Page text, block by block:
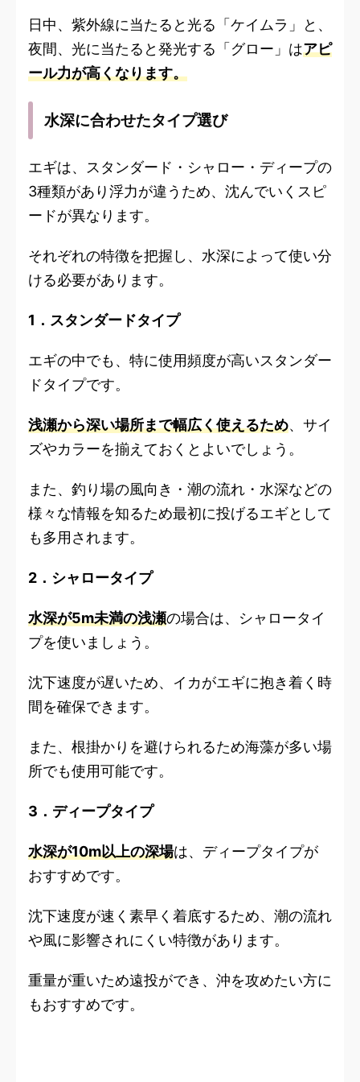
日中、紫外線に当たると光る「ケイムラ」と、
夜間、光に当たると発光する「グロー」はアピ
ール力が高くなります。
水深に合わせたタイプ選び
エギは、スタンダード・シャロー・ディープの
3種類があり浮力が違うため、沈んでいくスピ
ードが異なります。
それぞれの特徴を把握し、水深によって使い分
ける必要があります。
1．スタンダードタイプ
エギの中でも、特に使用頻度が高いスタンダー
ドタイプです。
浅瀬から深い場所まで幅広く使えるため、サイ
ズやカラーを揃えておくとよいでしょう。
また、釣り場の風向き・潮の流れ・水深などの
様々な情報を知るため最初に投げるエギとして
も多用されます。
2．シャロータイプ
水深が5m未満の浅瀬の場合は、シャロータイ
プを使いましょう。
沈下速度が遅いため、イカがエギに抱き着く時
間を確保できます。
また、根掛かりを避けられるため海藻が多い場
所でも使用可能です。
3．ディープタイプ
水深が10m以上の深場は、ディープタイプが
おすすめです。
沈下速度が速く素早く着底するため、潮の流れ
や風に影響されにくい特徴があります。
重量が重いため遠投ができ、沖を攻めたい方に
もおすすめです。